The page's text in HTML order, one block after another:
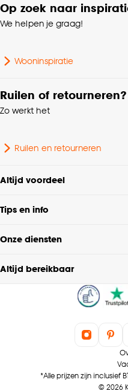
Op zoek naar
We helpen je graag!
Wooninspiratie
Ruilen of retourneren?
Zo werkt het
Ruilen en retourneren
Altijd voordeel
Tips en info
Onze diensten
Altijd bereikbaar
*Alle prijzen zijn inclusief
© 2026